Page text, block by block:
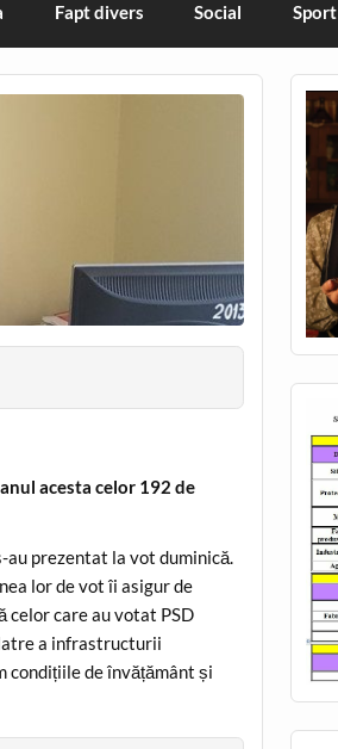
Fapt divers Social Sport
acesta celor 192 de
prezentat la vot duminică.
lor de vot îi asigur de
celor care au votat PSD
a infrastructurii
condițiile de învățământ și